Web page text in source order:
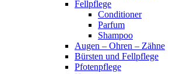
Fellpflege
Conditioner
Parfum
Shampoo
Augen – Ohren – Zähne
Bürsten und Fellpflege
Pfotenpflege